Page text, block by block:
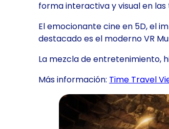
forma interactiva y visual en
El emocionante cine en 5D, el
destacado es el moderno VR
La mezcla de entretenimiento,
Más información: Time Travel